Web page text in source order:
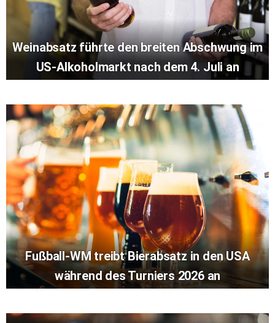
Weinabsatz führte den breiten Abschwung im
US-Alkoholmarkt nach dem 4. Juli an
Fußball-WM treibt Bierabsatz in den USA
während des Turniers 2026 an